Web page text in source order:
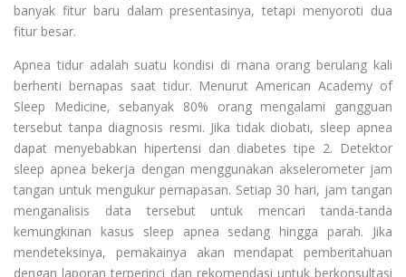
banyak fitur baru dalam presentasinya, tetapi menyoroti dua
fitur besar.
Apnea tidur adalah suatu kondisi di mana orang berulang kali
berhenti bernapas saat tidur. Menurut American Academy of
Sleep Medicine, sebanyak 80% orang mengalami gangguan
tersebut tanpa diagnosis resmi. Jika tidak diobati, sleep apnea
dapat menyebabkan hipertensi dan diabetes tipe 2. Detektor
sleep apnea bekerja dengan menggunakan akselerometer jam
tangan untuk mengukur pernapasan. Setiap 30 hari, jam tangan
menganalisis data tersebut untuk mencari tanda-tanda
kemungkinan kasus sleep apnea sedang hingga parah. Jika
mendeteksinya, pemakainya akan mendapat pemberitahuan
dengan laporan terperinci dan rekomendasi untuk berkonsultasi